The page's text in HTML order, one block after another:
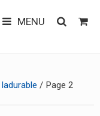
MENU
ladurable / Page 2